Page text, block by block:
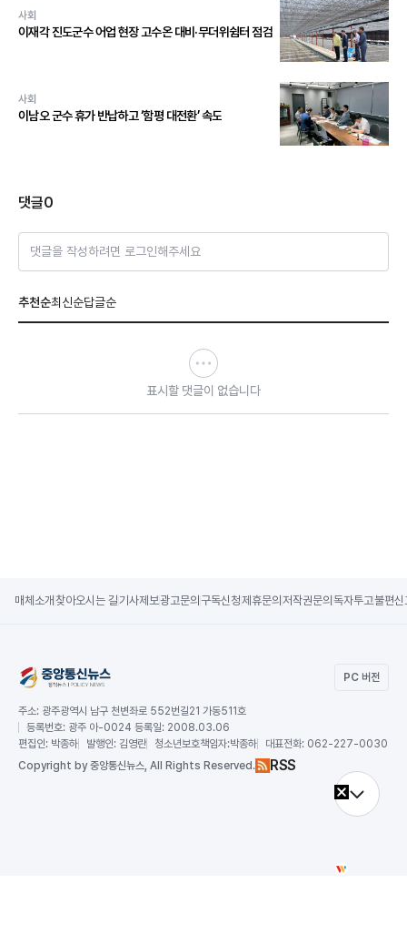
사회
이재각 진도군수 어업 현장 고수온 대비·무더위쉼터 점검
사회
이남오 군수 휴가 반납하고 ‘함평 대전환’ 속도
댓글0
댓글을 작성하려면 로그인해주세요
추천순최신순답글순
표시할 댓글이 없습니다
매체소개 찾아오시는 길기사제보광고문의 구독신청제휴문의 저작권문의 독자투고불편신
PC 버전
주소: 광주광역시 남구 천변좌로 552번길21 가동511호
등록번호: 광주 아-0024 등록일: 2008.03.06
편집인: 박종하 발행인: 김영란 청소년보호책임자:박종하 대표전화: 062-227-0030
Copyright by 중앙통신뉴스, All Rights Reserved. RSS